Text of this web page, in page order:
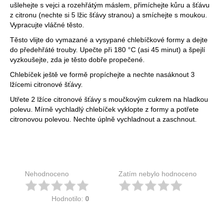
ušlehejte s vejci a rozehřátým máslem, přimíchejte kůru a šťávu
z citronu (nechte si 5 lžic šťávy stranou) a smíchejte s moukou.
Vypracujte vláčné těsto.
Těsto vlijte do vymazané a vysypané chlebíčkové formy a dejte
do předehřáté trouby. Upečte při 180 °C (asi 45 minut) a špejlí
vyzkoušejte, zda je těsto dobře propečené.
Chlebíček ještě ve formě propíchejte a nechte nasáknout 3
lžícemi citronové šťávy.
Utřete 2 lžíce citronové šťávy s moučkovým cukrem na hladkou
polevu. Mírně vychladlý chlebíček vyklopte z formy a potřete
citronovou polevou. Nechte úplně vychladnout a zaschnout.
Nehodnoceno
Hodnotilo: 0
Zatím nebylo hodnoceno